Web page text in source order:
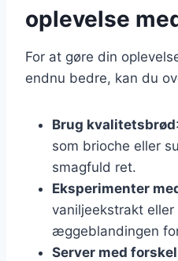
oplevelse
For at gøre din
endnu bedre, kan du
Brug kvalitetsbrød
som brioche eller
smagfuld ret.
Eksperimenter
vaniljeekstrakt
æggeblandingen
Server med